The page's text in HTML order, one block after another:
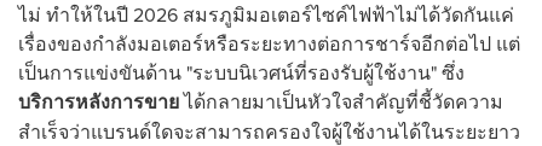
ไม่ ทำให้ในปี 2026 สมรภูมิมอเตอร์ไซค์ไฟฟ้าไม่ได้วัดกันแค่
เรื่องของกำลังมอเตอร์หรือระยะทางต่อการชาร์จอีกต่อไป แต่
เป็นการแข่งขันด้าน "ระบบนิเวศน์ที่รองรับผู้ใช้งาน" ซึ่ง
บริการหลังการขายได้กลายมาเป็นหัวใจสำคัญที่ชี้วัดความ
สำเร็จว่าแบรนด์ใดจะสามารถครองใจผู้ใช้งานได้ในระยะยาว